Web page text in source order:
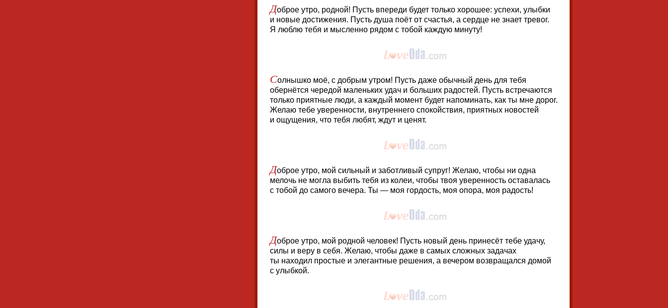
Доброе утро, родной! Пусть впереди будет только хорошее: успехи, улыбки
и новые достижения. Пусть душа поёт от счастья, а сердце не знает тревог.
Я люблю тебя и мысленно рядом с тобой каждую минуту!
Солнышко моё, с добрым утром! Пусть даже обычный день для тебя
обернётся чередой маленьких удач и больших радостей. Пусть встречаются
только приятные люди, а каждый момент будет напоминать, как ты мне дорог.
Желаю тебе уверенности, внутреннего спокойствия, приятных новостей
и ощущения, что тебя любят, ждут и ценят.
Доброе утро, мой сильный и заботливый супруг! Желаю, чтобы ни одна
мелочь не могла выбить тебя из колеи, чтобы твоя уверенность оставалась
с тобой до самого вечера. Ты — моя гордость, моя опора, моя радость!
Доброе утро, мой родной человек! Пусть новый день принесёт тебе удачу,
силы и веру в себя. Желаю, чтобы даже в самых сложных задачах
ты находил простые и элегантные решения, а вечером возвращался домой
с улыбкой.